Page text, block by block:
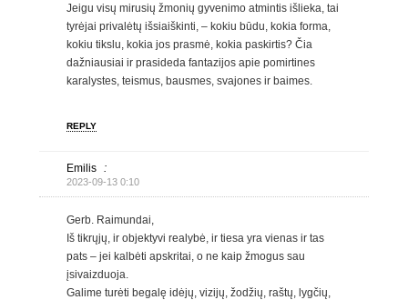
Jeigu visų mirusių žmonių gyvenimo atmintis išlieka, tai
tyrėjai privalėtų išsiaiškinti, – kokiu būdu, kokia forma,
kokiu tikslu, kokia jos prasmė, kokia paskirtis? Čia
dažniausiai ir prasideda fantazijos apie pomirtines
karalystes, teismus, bausmes, svajones ir baimes.
REPLY
Emilis :
2023-09-13 0:10
Gerb. Raimundai,
Iš tikrųjų, ir objektyvi realybė, ir tiesa yra vienas ir tas
pats – jei kalbėti apskritai, o ne kaip žmogus sau
įsivaizduoja.
Galime turėti begalę idėjų, vizijų, žodžių, raštų, lygčių,